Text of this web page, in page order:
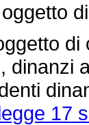
di
dinanzi
17